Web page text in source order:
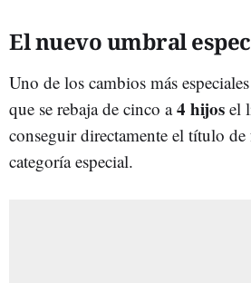
El nuevo umbral
Uno de los cambios más
que se rebaja de cinco a4 hijos el
conseguir directamente el título
categoría especial.